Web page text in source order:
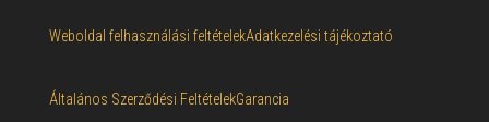
Weboldal felhasználási feltételekAdatkezelési tájékoztató
Általános Szerződési FeltételekGarancia